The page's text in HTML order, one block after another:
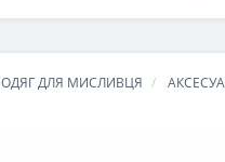
ОДЯГ ДЛЯ МИСЛИВЦЯ